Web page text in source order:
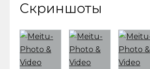
Скриншоты